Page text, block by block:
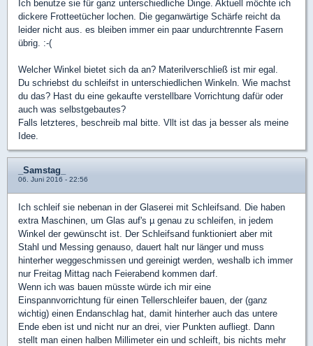
Ich benutze sie für ganz unterschiedliche Dinge. Aktuell möchte ich
dickere Frotteetücher lochen. Die geganwärtige Schärfe reicht da
leider nicht aus. es bleiben immer ein paar undurchtrennte Fasern
übrig. :-(
Welcher Winkel bietet sich da an? Materilverschließ ist mir egal.
Du schriebst du schleifst in unterschiedlichen Winkeln. Wie machst
du das? Hast du eine gekaufte verstellbare Vorrichtung dafür oder
auch was selbstgebautes?
Falls letzteres, beschreib mal bitte. Vllt ist das ja besser als meine
Idee.
_Samstag_
06. Juni 2016 - 22:56
Ich schleif sie nebenan in der Glaserei mit Schleifsand. Die haben
extra Maschinen, um Glas auf's µ genau zu schleifen, in jedem
Winkel der gewünscht ist. Der Schleifsand funktioniert aber mit
Stahl und Messing genauso, dauert halt nur länger und muss
hinterher weggeschmissen und gereinigt werden, weshalb ich immer
nur Freitag Mittag nach Feierabend kommen darf.
Wenn ich was bauen müsste würde ich mir eine
Einspannvorrichtung für einen Tellerschleifer bauen, der (ganz
wichtig) einen Endanschlag hat, damit hinterher auch das untere
Ende eben ist und nicht nur an drei, vier Punkten aufliegt. Dann
stellt man einen halben Millimeter ein und schleift, bis nichts mehr